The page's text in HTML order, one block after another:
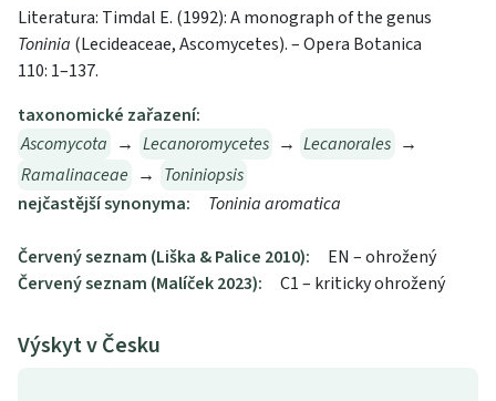
Literatura: Timdal E. (1992): A monograph of the genus
Toninia (Lecideaceae, Ascomycetes). – Opera Botanica
110: 1–137.
taxonomické zařazení:
Ascomycota → Lecanoromycetes → Lecanorales →
Ramalinaceae → Toniniopsis
nejčastější synonyma:
Toninia aromatica
Červený seznam (Liška & Palice 2010):
EN – ohrožený
Červený seznam (Malíček 2023):
C1 – kriticky ohrožený
Výskyt v Česku